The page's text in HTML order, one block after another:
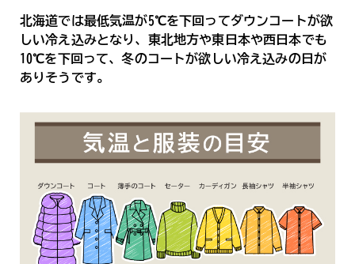
北海道では最低気温が5℃を下回ってダウンコートが欲
しい冷え込みとなり、東北地方や東日本や西日本でも
10℃を下回って、冬のコートが欲しい冷え込みの日が
ありそうです。